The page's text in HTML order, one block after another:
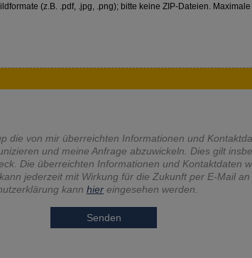
(z.B. .pdf, .jpg, .png); bitte keine ZIP-Dateien.
die von mir überreichten Informationen und
und meine Anfrage abzuwickeln. Dies gilt
Die überreichten Informationen und Kontaktdaten
jederzeit mit Wirkung für die Zukunft per E-Mail an
kann hier eingesehen werden.
Senden